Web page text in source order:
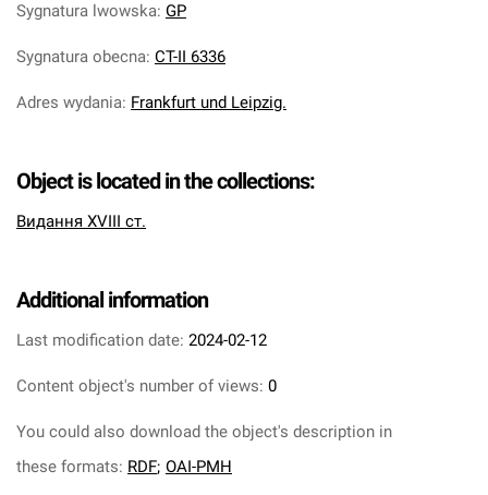
Sygnatura lwowska: GP
Sygnatura obecna: CT-II 6336
Adres wydania: Frankfurt und Leipzig.
Object is located in the collections:
Видання XVIII ст.
Additional information
Last modification date: 2024-02-12
Content object's number of views: 0
You could also download the object's description in
these formats: RDF; OAI-PMH